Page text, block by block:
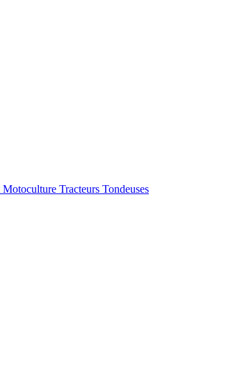
Tracteurs Tondeuses